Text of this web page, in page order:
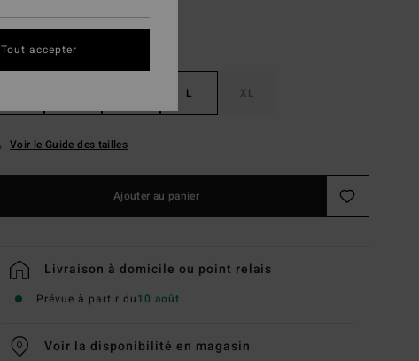
L XL
Voir le Guide des tailles
Ajouter au panier
Livraison à domicile ou point relais
Prévue à partir du10 août
Voir la disponibilité en magasin
Tout accepter